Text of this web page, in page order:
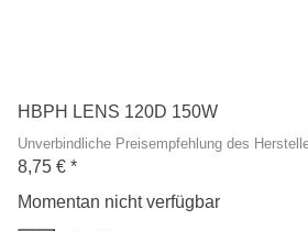
HBPH LENS 120D 150W
Unverbindliche Preisempfehlung des
8,75 € *
Momentan nicht verfügbar